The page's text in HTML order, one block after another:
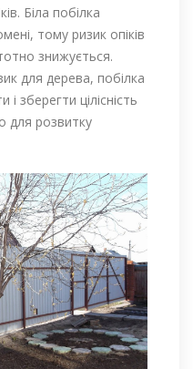
Біла побілка
тому ризик опіків
знижується.
для дерева, побілка
зберегти цілісність
для розвитку